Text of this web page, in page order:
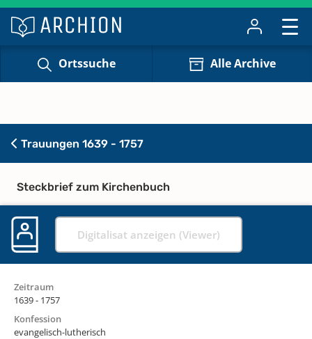
Ortssuche Alle Archive
Trauungen 1639 - 1757
Steckbrief zum Kirchenbuch
Digitalisat anzeigen (Viewer)
Zeitraum
1639 - 1757
Konfession
evangelisch-lutherisch